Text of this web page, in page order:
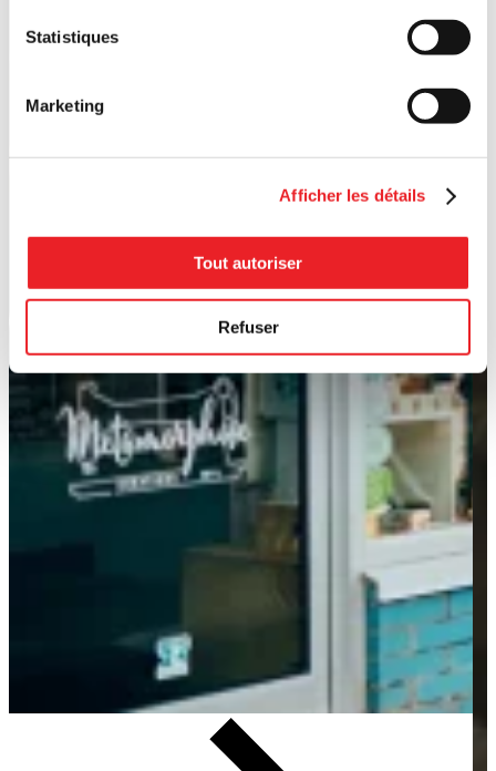
Statistiques
Marketing
Afficher les détails
Tout autoriser
Refuser